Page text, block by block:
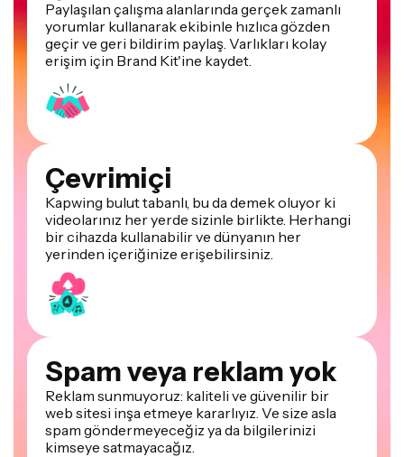
Paylaşılan çalışma alanlarında gerçek zamanlı
yorumlar kullanarak ekibinle hızlıca gözden
geçir ve geri bildirim paylaş. Varlıkları kolay
erişim için Brand Kit'ine kaydet.
Çevrimiçi
Kapwing bulut tabanlı, bu da demek oluyor ki
videolarınız her yerde sizinle birlikte. Herhangi
bir cihazda kullanabilir ve dünyanın her
yerinden içeriğinize erişebilirsiniz.
Spam veya reklam yok
Reklam sunmuyoruz: kaliteli ve güvenilir bir
web sitesi inşa etmeye kararlıyız. Ve size asla
spam göndermeyeceğiz ya da bilgilerinizi
kimseye satmayacağız.